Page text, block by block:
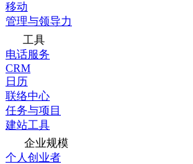
移动
管理与领导力
工具
电话服务
CRM
日历
联络中心
任务与项目
建站工具
企业规模
个人创业者